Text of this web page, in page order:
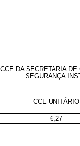
DA SECRETARIA
SEGURANÇA
CCE-UNITÁRIO
6,27